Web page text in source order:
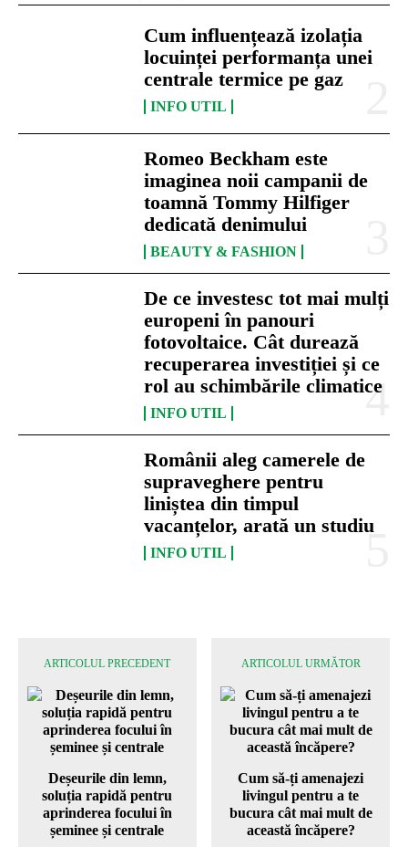
Cum influențează izolația
locuinței performanța unei
centrale termice pe gaz
INFO UTIL
Romeo Beckham este
imaginea noii campanii de
toamnă Tommy Hilfiger
dedicată denimului
BEAUTY & FASHION
De ce investesc tot mai mulți
europeni în panouri
fotovoltaice. Cât durează
recuperarea investiției și ce
rol au schimbările climatice
INFO UTIL
Românii aleg camerele de
supraveghere pentru
liniștea din timpul
vacanțelor, arată un studiu
INFO UTIL
ARTICOLUL PRECEDENT
Deșeurile din lemn,
soluția rapidă pentru
aprinderea focului în
șeminee și centrale
ARTICOLUL URMĂTOR
Cum să-ți amenajezi
livingul pentru a te
bucura cât mai mult de
această încăpere?